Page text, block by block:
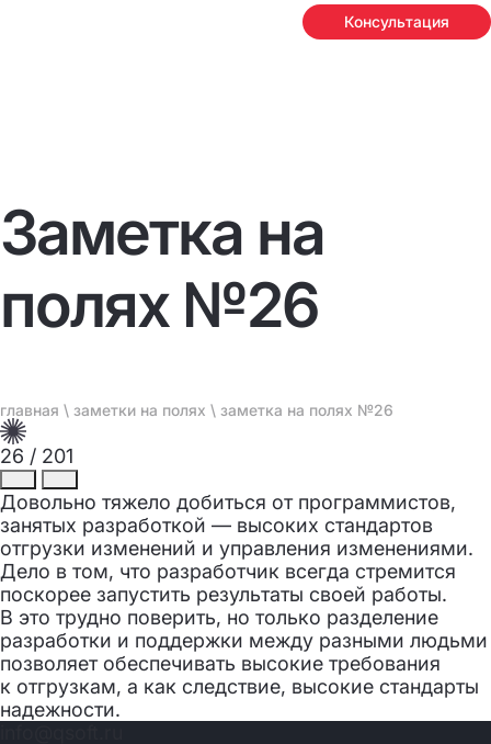
Консультация
Заметка на
полях №26
главная \ заметки на полях \ заметка на полях №26
26 / 201
Довольно тяжело добиться от программистов,
занятых разработкой — высоких стандартов
отгрузки изменений и управления изменениями.
Дело в том, что разработчик всегда стремится
поскорее запустить результаты своей работы.
В это трудно поверить, но только разделение
разработки и поддержки между разными людьми
позволяет обеспечивать высокие требования
к отгрузкам, а как следствие, высокие стандарты
надежности.